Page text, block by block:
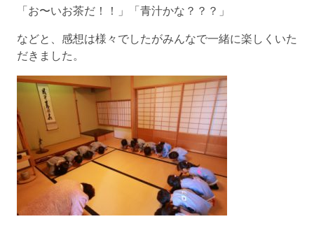
「お〜いお茶だ！！」「青汁かな？？？」
などと、感想は様々でしたがみんなで一緒に楽しくいた
だきました。